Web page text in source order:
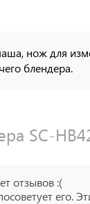
нож для
блендера.
SC-
отзывов :(
его.